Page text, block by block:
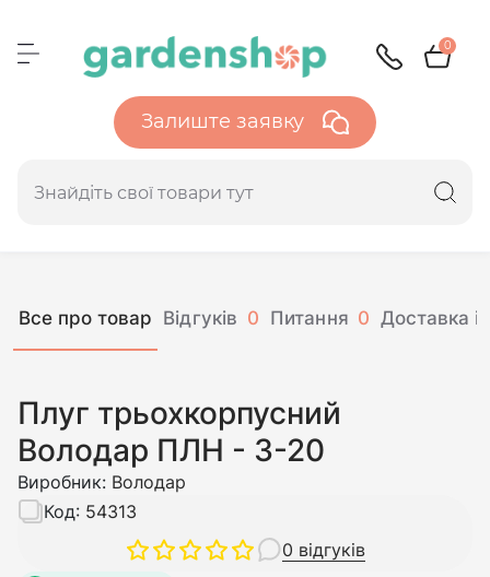
0
Залиште заявку
Все про товар Відгуків 0 Питання 0 Доставка і
Плуг трьохкорпусний
Володар ПЛН - 3-20
Виробник: Володар
0 відгуків
Код: 54313